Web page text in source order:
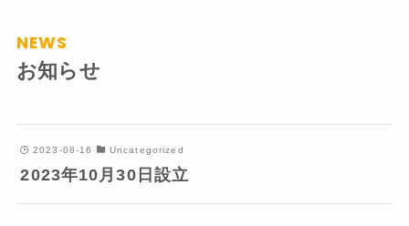
NEWS
お知らせ
2023-08-16 Uncategorized
2023年10月30日設立